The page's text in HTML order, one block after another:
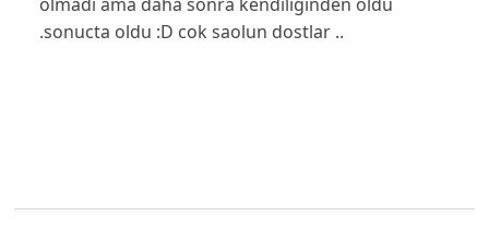
.sonucta oldu :D cok saolun dostlar ..